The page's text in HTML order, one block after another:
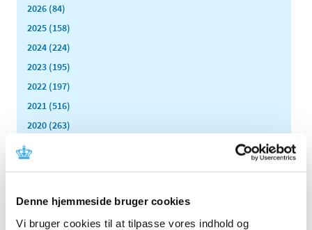
Denne hjemmeside bruger cookies
Vi bruger cookies til at tilpasse vores indhold og
2026 (84)
2025 (158)
2024 (224)
2023 (195)
2022 (197)
2021 (516)
2020 (263)
2016 (167)
2015 (33)